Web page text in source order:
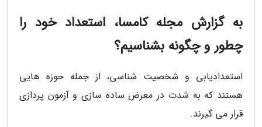
به گزارش مجله کامسا، استعداد خود را
چطور و چگونه بشناسیم؟
استعدادیابی و شخصیت شناسی، از جمله حوزه هایی
هستند که به شدت در معرض ساده سازی و آزمون پردازی
قرار می گیرند.